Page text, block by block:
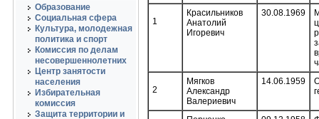
Образование
Социальная сфера
Культура, молодежная
политика и спорт
Комиссия по делам
несовершеннолетних
Центр занятости
населения
Избирательная
комиссия
Защита территории и
1
Красильников
Анатолий
Игоревич
30.08.1969
2
Мягков
Александр
Валериевич
14.06.1959